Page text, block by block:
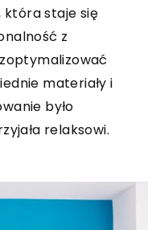
która staje się
z
materiały i
było
relaksowi.